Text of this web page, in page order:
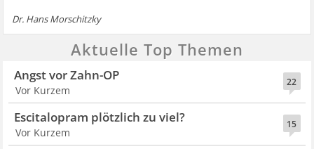
Dr. Hans Morschitzky
Aktuelle Top Themen
22
Angst vor Zahn-OP
Vor Kurzem
15
Escitalopram plötzlich zu viel?
Vor Kurzem